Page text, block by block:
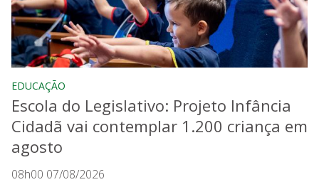
EDUCAÇÃO
Escola do Legislativo: Projeto Infância
Cidadã vai contemplar 1.200 criança em
agosto
08h00 07/08/2026